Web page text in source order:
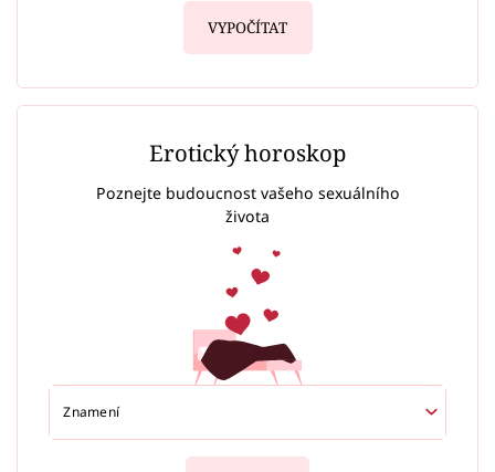
VYPOČÍTAT
Erotický horoskop
Poznejte budoucnost vašeho sexuálního
života